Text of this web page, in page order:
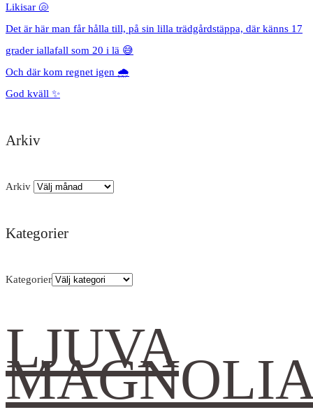
Likisar 🐚
Det är här man får hålla till, på sin lilla trädgårdstäppa, där känns 17
grader iallafall som 20 i lä 😅
Och där kom regnet igen 🌧️
God kväll ✨
Arkiv
Arkiv
Kategorier
Kategorier
LJUVA